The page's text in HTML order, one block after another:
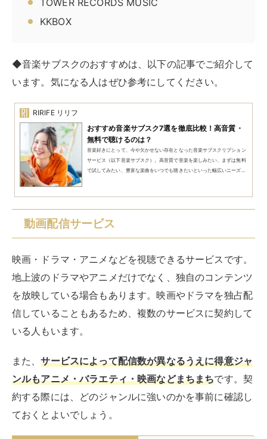
ンルもアニメ・バラエティ・映画などまちまち
動画配信のサブスク例
‎DMM TV
Amazonプライム・ビデオ
Netflix
U-NEXT
Hulu（フールー）
Lemino(レミノ)
Disney+（ディズニープラス）
FODプレミアム
◆以下の記事で動画配信サービスのおすすめをご紹介し
ぞれ参考にしてくださいね。
RIRIFE リリフ
【おすすめ10選】サブスク動画配信サービスを徹
底比較！